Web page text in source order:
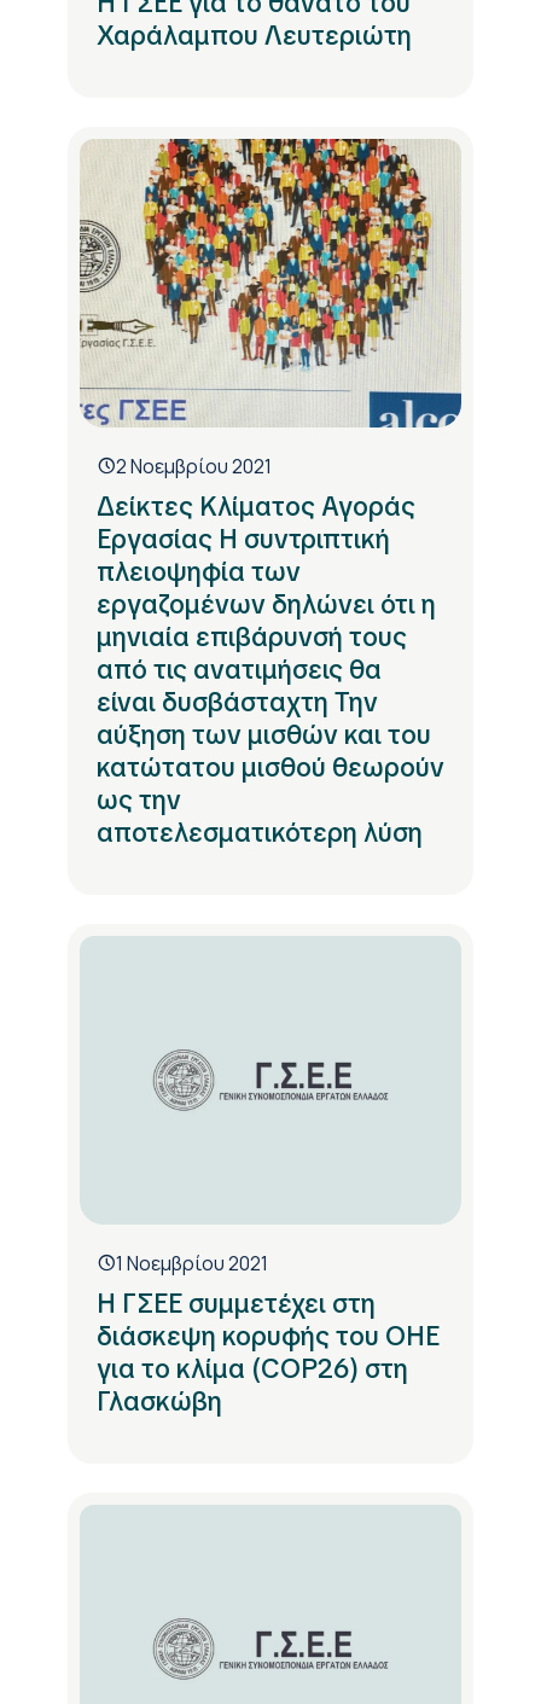
Χαράλαμπου Λευτεριώτη
2 Νοεμβρίου 2021
Δείκτες Κλίματος Αγοράς
Εργασίας Η συντριπτική
πλειοψηφία των
εργαζομένων δηλώνει ότι η
μηνιαία επιβάρυνσή τους
από τις ανατιμήσεις θα
είναι δυσβάσταχτη Την
αύξηση των μισθών και του
κατώτατου μισθού θεωρούν
ως την
αποτελεσματικότερη λύση
1 Νοεμβρίου 2021
Η ΓΣΕΕ συμμετέχει στη
διάσκεψη κορυφής του ΟΗΕ
για το κλίμα (COP26) στη
Γλασκώβη